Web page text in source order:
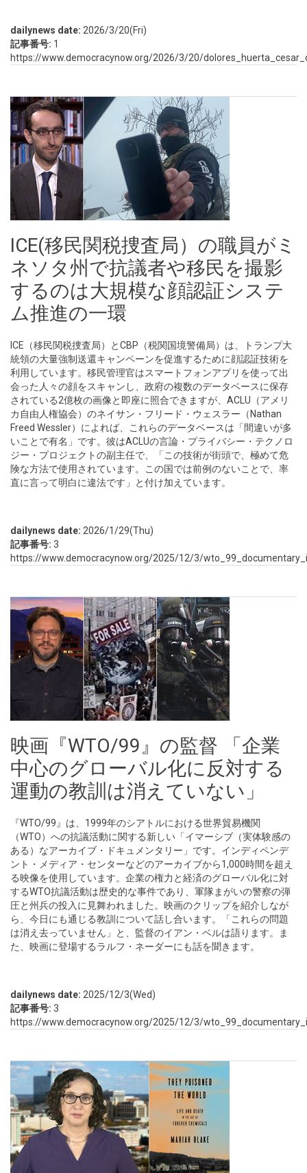
dailynews date: 2026/3/20(Fri)
記事番号: 1
https://www.democracynow.org/2026/3/20/
ICE(移民関税捜査局）の職員がミ
ネソタ州で抗議者や移民を撮影
するのは大規模な顔認証システ
ム推進の一環
ICE（移民関税捜査局）とCBP（税関国境警備局）は、トランプ大
統領の大量強制送還キャンペーンを促進するために顔認証技術を
利用しています。移民管理官はスマートフォンアプリを使って出
会った人々の顔をスキャンし、政府の複数のデータベースに保存
されている2億枚の画像と即座に照合できますが、ACLU（アメリ
カ自由人権協会）のネイサン・フリード・ウェスラー（Nathan
Freed Wessler）によれば、これらのデータベースは「間違いが多
いことで有名」です。彼はACLUの言論・プライバシー・テクノロ
ジー・プロジェクトの副主任で、「この技術が街頭で、極めて危
険な方法で使用されています。この国では前例のないことで、率
直に言って明白に違法です」と付け加えています。
dailynews date: 2026/1/29(Thu)
記事番号: 3
https://www.democracynow.org/2025/12/3/
映画『WTO/99』の監督 「企業
中心のグローバル化に反対する
運動の教訓は消えていない」
『WTO/99』は、1999年のシアトルにおける世界貿易機関
（WTO）への抗議活動に関する新しい「イマーシブ（実体験感の
ある）なアーカイブ・ドキュメンタリー」です。インディペンデ
ント・メディア・センターなどのアーカイブから1,000時間を超え
る映像を使用しています。企業の権力と経済のグローバル化に対
するWTO抗議活動は歴史的な事件であり、軍隊まがいの警察の弾
圧と州兵の投入に見舞われました。映画のクリップを紹介しなが
ら、今日にも通じる教訓について話し合います。「これらの問題
は消え去っていません」と、監督のイアン・ベルは語ります。ま
た、映画に登場するラルフ・ネーダーにも話を聞きます。
dailynews date: 2025/12/3(Wed)
記事番号: 3
https://www.democracynow.org/2025/12/3/